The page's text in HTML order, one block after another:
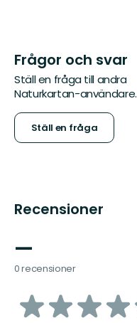
Frågor och svar
Ställ en fråga till andra
Naturkartan-användare.
Ställ en fråga
Recensioner
—
0 recensioner
av